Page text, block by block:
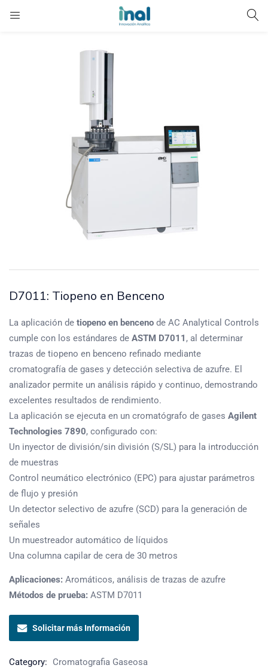
D7011: Tiopeno en Benceno
La aplicación de tiopeno en benceno de AC Analytical Controls
cumple con los estándares de ASTM D7011 , al determinar
trazas de tiopeno en benceno refinado mediante
cromatografía de gases y detección selectiva de azufre. El
analizador permite un análisis rápido y continuo, demostrando
excelentes resultados de rendimiento.
La aplicación se ejecuta en un cromatógrafo de gases Agilent
Technologies 7890, configurado con:
Un inyector de división/sin división (S/SL) para la introducción
de muestras
Control neumático electrónico (EPC) para ajustar parámetros
de flujo y presión
Un detector selectivo de azufre (SCD) para la generación de
señales
Un muestreador automático de líquidos
Una columna capilar de cera de 30 metros
Aplicaciones: Aromáticos, análisis de trazas de azufre
Métodos de prueba: ASTM D7011
Solicitar más Información
Category: Cromatografia Gaseosa